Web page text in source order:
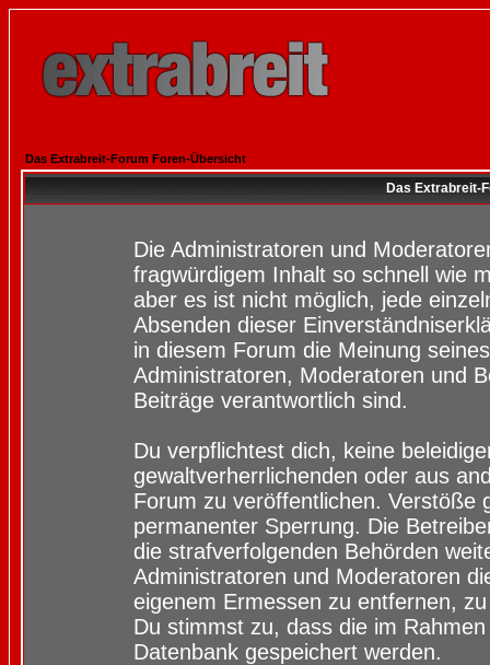
Das Extrabreit-Forum Foren-Übersicht
Das Extrabreit-
Die Administratoren und
fragwürdigem Inhalt so schnell wie
aber es ist nicht möglich, jede
Absenden dieser
in diesem Forum die Meinung
Administratoren, Moderatoren und
Beiträge verantwortlich sind.
Du verpflichtest dich, keine
gewaltverherrlichenden oder aus
Forum zu veröffentlichen. Verstöße
permanenter Sperrung. Die
die strafverfolgenden Behörden
Administratoren und Moderatoren
eigenem Ermessen zu entfernen,
Du stimmst zu, dass die im
Datenbank gespeichert werden.